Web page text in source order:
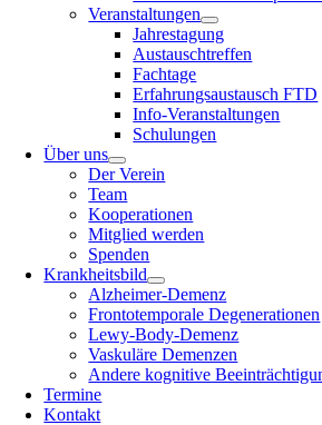
Veranstaltungen
Jahrestagung
Austauschtreffen
Fachtage
Erfahrungsaustausch FTD
Info-Veranstaltungen
Schulungen
Über uns
Der Verein
Team
Kooperationen
Mitglied werden
Spenden
Krankheitsbild
Alzheimer-Demenz
Frontotemporale Degenerationen
Lewy-Body-Demenz
Vaskuläre Demenzen
Andere kognitive
Termine
Kontakt